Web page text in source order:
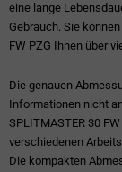
eine lange
Gebrauch. Sie
FW PZG Ihnen über
Die genauen
Informationen nicht
SPLITMASTER 30
verschiedenen
Die kompakten